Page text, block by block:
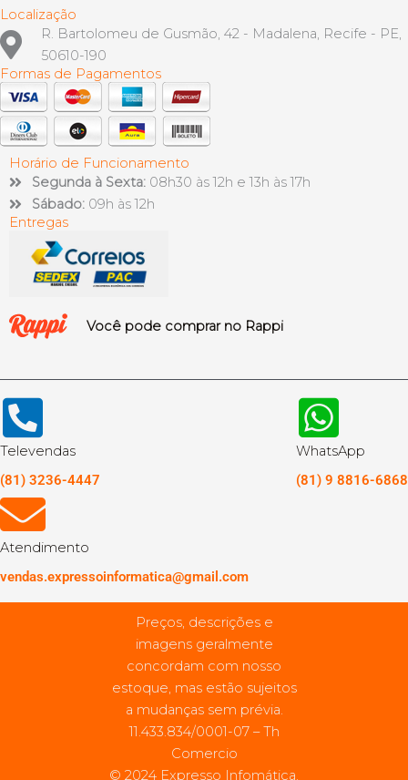
Localização
R. Bartolomeu de Gusmão, 42 - Madalena, Recife - PE,
50610-190
Formas de Pagamentos
Horário de Funcionamento
Segunda à Sexta: 08h30 às 12h e 13h às 17h
Sábado: 09h às 12h
Entregas
Você pode comprar no Rappi
Televendas
(81) 3236-4447
WhatsApp
(81) 9 8816-6868
Atendimento
vendas.expressoinformatica@gmail.com
Preços, descrições e
imagens geralmente
concordam com nosso
estoque, mas estão sujeitos
a mudanças sem prévia.
11.433.834/0001-07 – Th
Comercio
© 2024 Expresso Infomática.